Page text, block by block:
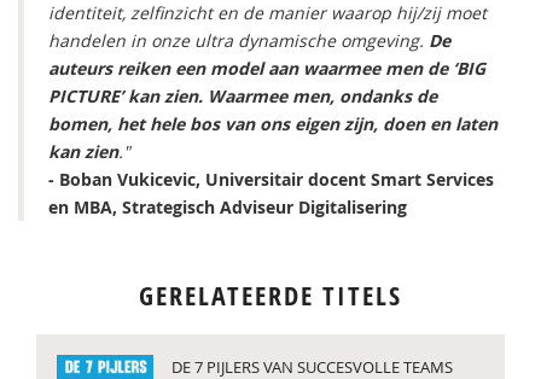
identiteit, zelfinzicht en de manier waarop hij/zij moet
handelen in onze ultra dynamische omgeving. De
auteurs reiken een model aan waarmee men de ‘BIG
PICTURE’ kan zien. Waarmee men, ondanks de
bomen, het hele bos van ons eigen zijn, doen en laten
kan zien."
- Boban Vukicevic, Universitair docent Smart Services
en MBA, Strategisch Adviseur Digitalisering
GERELATEERDE TITELS
DE 7 PIJLERS VAN SUCCESVOLLE TEAMS